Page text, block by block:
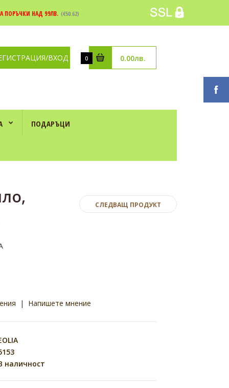
ПОРЪЧКИ НАД 99ЛВ. (€50.62)
ВХОД 0 0.00лв.
ПОДАРЪЦИ
СЛЕДВАЩ ПРОДУКТ
| Напишете мнение
наличност